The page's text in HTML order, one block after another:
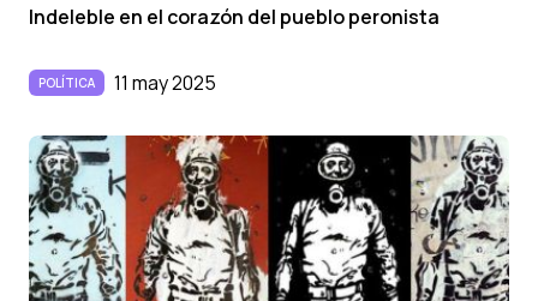
Indeleble en el corazón del pueblo peronista
POLÍTICA 11 may 2025